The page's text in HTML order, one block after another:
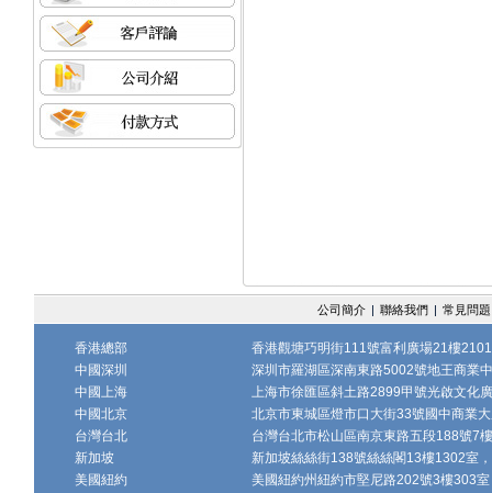
公司簡介 | 聯絡我們 | 常見問題
香港總部
香港觀塘巧明街111號富利廣場21樓
中國深圳
深圳市羅湖區深南東路5002號地王商業
中國上海
上海市徐匯區斜土路2899甲號光啟文化
中國北京
北京市東城區燈市口大街33號國中商業
台灣台北
台灣台北市松山區南京東路五段188號7
新加坡
新加坡絲絲街138號絲絲閣13樓1302室
美國紐約
美國紐約州紐約市堅尼路202號3樓303